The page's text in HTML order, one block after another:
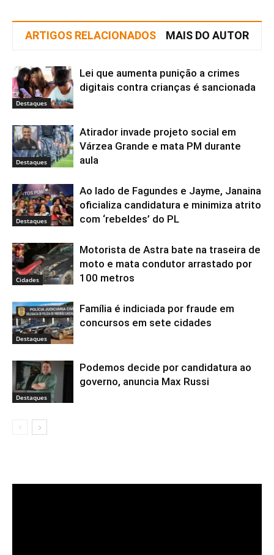
ARTIGOS RELACIONADOS MAIS DO AUTOR
Destaques
Lei que aumenta punição a crimes
digitais contra crianças é sancionada
Destaques
Atirador invade projeto social em
Várzea Grande e mata PM durante
aula
Destaques
Ao lado de Fagundes e Jayme, Janaina
oficializa candidatura e minimiza atrito
com ‘rebeldes’ do PL
Cidades
Motorista de Astra bate na traseira de
moto e mata condutor arrastado por
100 metros
Destaques
Família é indiciada por fraude em
concursos em sete cidades
Destaques
Podemos decide por candidatura ao
governo, anuncia Max Russi